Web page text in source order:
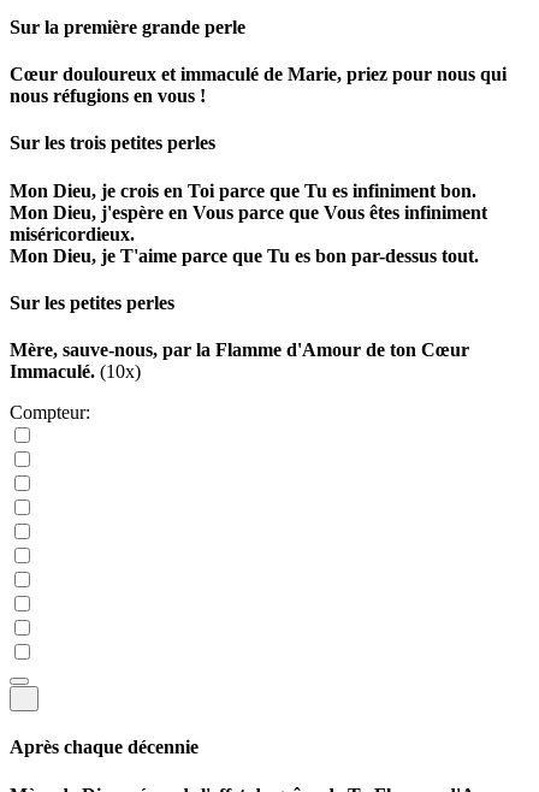
Sur la première grande perle
Cœur douloureux et immaculé de Marie, priez pour nous qui
nous réfugions en vous !
Sur les trois petites perles
Mon Dieu, je crois en Toi parce que Tu es infiniment bon.
Mon Dieu, j'espère en Vous parce que Vous êtes infiniment
miséricordieux.
Mon Dieu, je T'aime parce que Tu es bon par-dessus tout.
Sur les petites perles
Mère, sauve-nous, par la Flamme d'Amour de ton Cœur
Immaculé. (10x)
Compteur:
Après chaque décennie